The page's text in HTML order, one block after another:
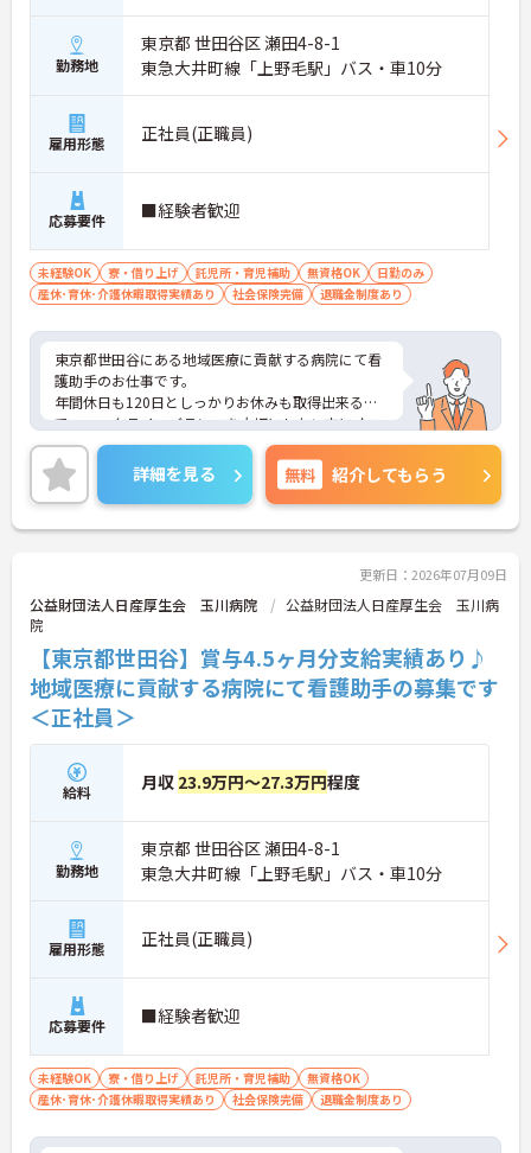
勤務地
東京都 世田谷区 瀬田4-8-1
東急大井町線「上野毛駅」バス・車10分
雇用形態 正社員(正職員)
応募要件 ■経験者歓迎
未経験OK 寮・借り上げ 託児所・育児補助 無資格OK
日勤のみ
産休･育休･介護休暇取得実績あり
社会保険完備 退職金制度あり
東京都世田谷にある地域医療に貢献する病院にて看
護助手のお仕事です。
年間休日も120日としっかりお休みも取得出来るの
で、ワークライフバランスを大切にしたい方にオス
スメです◎
ご興味ある方には、面接対策ポイントなど、さらに
詳細をお話しいたしますのでお気軽にご相談くださ
い。
詳細を見る 無料 紹介してもらう
更新日：2026年07月09日
公益財団法人日産厚生会 玉川病院
公益財団法人日産厚生会 玉川病
院
【東京都世田谷】賞与4.5ヶ月分支給実績あり♪
地域医療に貢献する病院にて看護助手の募集です
＜正社員＞
給料 月収 23.9万円～27.3万円程度
勤務地
東京都 世田谷区 瀬田4-8-1
東急大井町線「上野毛駅」バス・車10分
雇用形態 正社員(正職員)
応募要件 ■経験者歓迎
未経験OK 寮・借り上げ 託児所・育児補助
無資格OK
産休･育休･介護休暇取得実績あり
社会保険完備 退職金制度あり